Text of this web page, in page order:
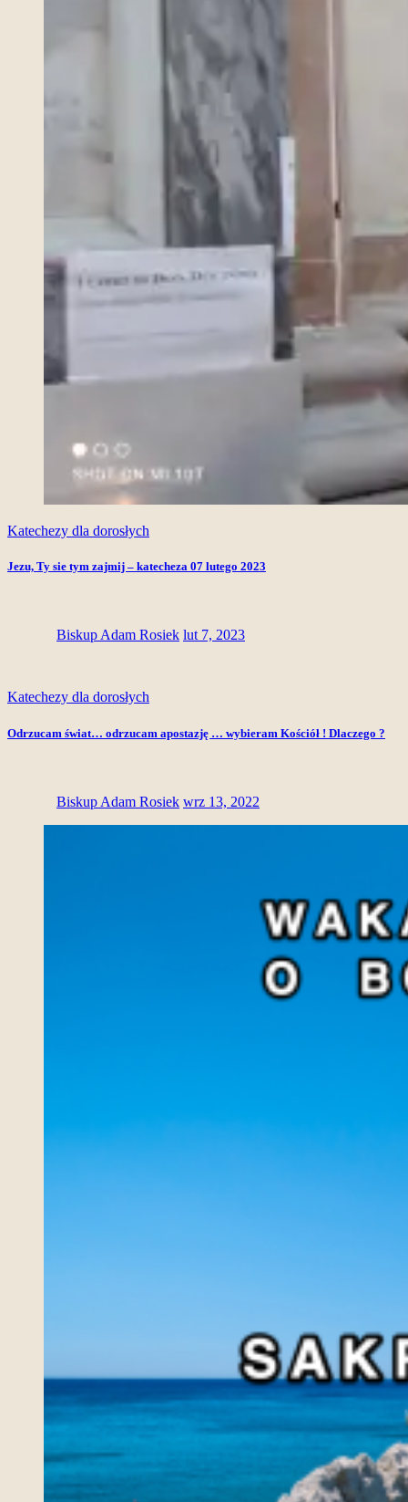
Katechezy dla dorosłych
Jezu, Ty sie tym zajmij – katecheza 07 lutego 2023
Biskup Adam Rosiek lut 7, 2023
Katechezy dla dorosłych
Odrzucam świat… odrzucam apostazję … wybieram Kościół ! Dlaczego ?
Biskup Adam Rosiek wrz 13, 2022